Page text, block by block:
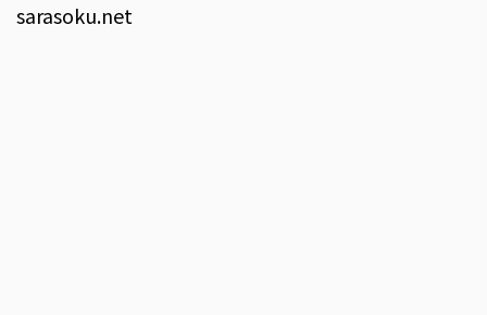
sarasoku.net